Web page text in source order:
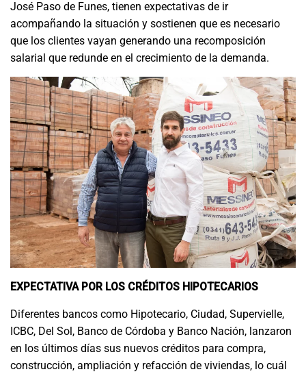
José Paso de Funes, tienen expectativas de ir
acompañando la situación y sostienen que es necesario
que los clientes vayan generando una recomposición
salarial que redunde en el crecimiento de la demanda.
EXPECTATIVA POR LOS CRÉDITOS HIPOTECARIOS
Diferentes bancos como Hipotecario, Ciudad, Supervielle,
ICBC, Del Sol, Banco de Córdoba y Banco Nación, lanzaron
en los últimos días sus nuevos créditos para compra,
construcción, ampliación y refacción de viviendas, lo cuál